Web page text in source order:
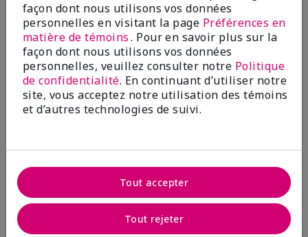
You May Also Like
façon dont nous utilisons vos données
personnelles en visitant la page Préférences en
matière de témoins. Pour en savoir plus sur la
façon dont nous utilisons vos données
personnelles, veuillez consulter notre Politique
de confidentialité. En continuant d’utiliser notre
site, vous acceptez notre utilisation des témoins
et d’autres technologies de suivi.
Tout rejeter
Tout accepter